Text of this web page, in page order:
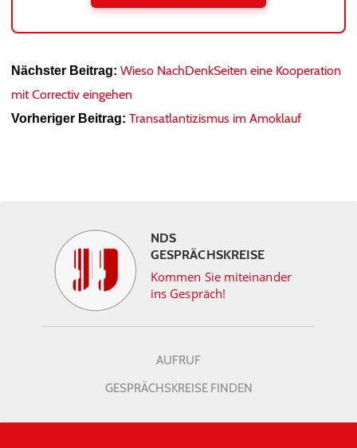
Nächster Beitrag: Wieso NachDenkSeiten eine Kooperation
mit Correctiv eingehen
Vorheriger Beitrag: Transatlantizismus im Amoklauf
NDS
GESPRÄCHSKREISE
Kommen Sie miteinander
ins Gespräch!
AUFRUF
GESPRÄCHSKREISE FINDEN